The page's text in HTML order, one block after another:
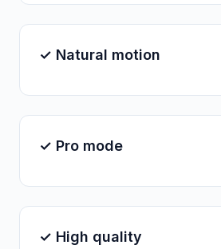
✓ Natural motion
✓ Pro mode
✓ High quality